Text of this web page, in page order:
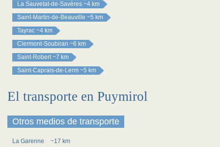
La Sauvetat-de-Savères ~4 km
Saint-Martin-de-Beauville ~5 km
Tayrac ~4 km
Clermont-Soubiran ~6 km
Saint-Robert ~7 km
Saint-Caprais-de-Lerm ~5 km
El transporte en Puymirol
Otros medios de transporte
La Garenne
~17 km